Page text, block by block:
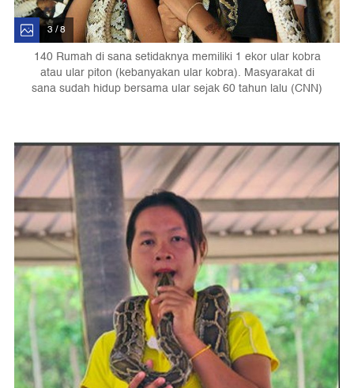
3 / 8
140 Rumah di sana setidaknya memiliki 1 ekor ular kobra
atau ular piton (kebanyakan ular kobra). Masyarakat di
sana sudah hidup bersama ular sejak 60 tahun lalu (CNN)